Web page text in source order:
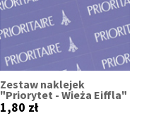
Zestaw naklejek
"Priorytet - Wieża Eiffla"
1,80 zł